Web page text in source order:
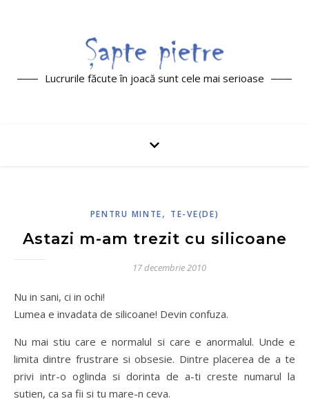
Lucrurile făcute în joacă sunt cele mai serioase
PENTRU MINTE, TE-VE(DE)
Astazi m-am trezit cu silicoane
17 decembrie 2010
Nu in sani, ci in ochi!
Lumea e invadata de silicoane! Devin confuza.
Nu mai stiu care e normalul si care e anormalul. Unde e
limita dintre frustrare si obsesie. Dintre placerea de a te
privi intr-o oglinda si dorinta de a-ti creste numarul la
sutien, ca sa fii si tu mare-n ceva.